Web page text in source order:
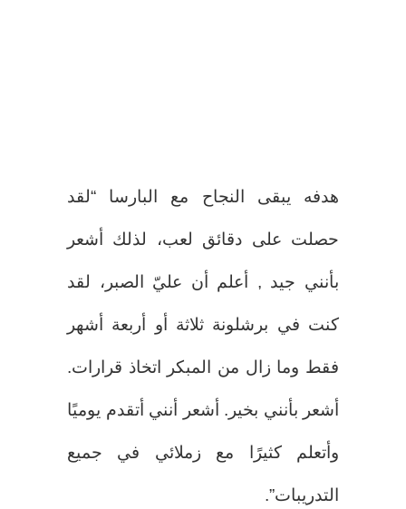
هدفه يبقى النجاح مع البارسا “لقد
حصلت على دقائق لعب، لذلك أشعر
بأنني جيد , أعلم أن عليّ الصبر، لقد
كنت في برشلونة ثلاثة أو أربعة أشهر
فقط وما زال من المبكر اتخاذ قرارات.
أشعر بأنني بخير. أشعر أنني أتقدم يوميًا
وأتعلم كثيرًا مع زملائي في جميع
التدريبات”.